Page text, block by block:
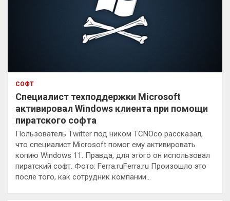
СОФТ
Специалист техподдержки Microsoft
активировал Windows клиента при помощи
пиратского софта
Пользователь Twitter под ником TCNOco рассказал,
что специалист Microsoft помог ему активировать
копию Windows 11. Правда, для этого он использовал
пиратский софт. Фото: Ferra.ruFerra.ru Произошло это
после того, как сотрудник компании…